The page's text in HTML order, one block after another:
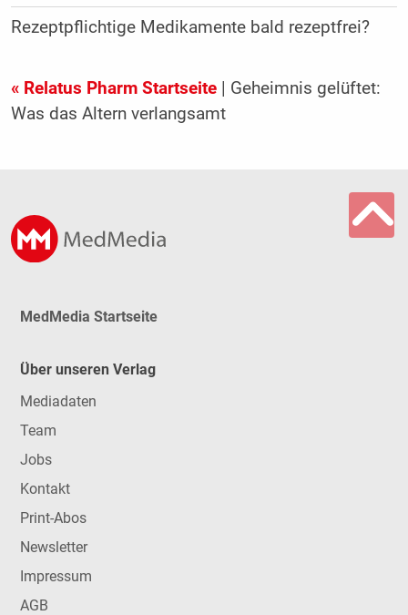
Rezeptpflichtige Medikamente bald rezeptfrei?
« Relatus Pharm Startseite| Geheimnis gelüftet:
Was das Altern verlangsamt
MedMedia Startseite
Über unseren Verlag
Mediadaten
Team
Jobs
Kontakt
Print-Abos
Newsletter
Impressum
AGB